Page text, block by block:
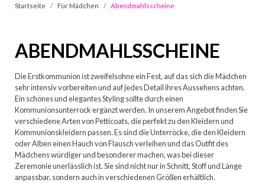
Startseite Für Mädchen Abendmahlsscheine
ABENDMAHLSSCHEINE
Die Erstkommunion ist zweifelsohne ein Fest, auf das sich die Mädchen
sehr intensiv vorbereiten und auf jedes Detail ihres Aussehens achten.
Ein schönes und elegantes Styling sollte durch einen
Kommunionsunterrock ergänzt werden. In unserem Angebot finden Sie
verschiedene Arten von Petticoats, die perfekt zu den Kleidern und
Kommunionskleidern passen. Es sind die Unterröcke, die den Kleidern
oder Alben einen Hauch von Flausch verleihen und das Outfit des
Mädchens würdiger und besonderer machen, was bei dieser
Zeremonie unerlässlich ist. Sie sind nicht nur in Schnitt, Stoff und Länge
anpassbar, sondern auch in verschiedenen Größen erhältlich.